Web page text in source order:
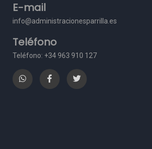
E-mail
info@administracionesparrilla.es
Teléfono
Teléfono: +34 963 910 127